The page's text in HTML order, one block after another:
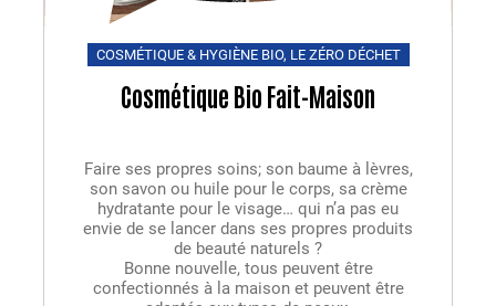
COSMÉTIQUE & HYGIÈNE BIO, LE ZÉRO DÉCHET
Cosmétique Bio Fait-Maison
Faire ses propres soins; son baume à lèvres,
son savon ou huile pour le corps, sa crème
hydratante pour le visage… qui n’a pas eu
envie de se lancer dans ses propres produits
de beauté naturels ?
Bonne nouvelle, tous peuvent être
confectionnés à la maison et peuvent être